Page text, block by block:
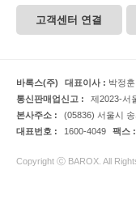
고객센터 연결
바록스(주) 대표이사 : 박정훈
통신판매업신고 :
제2023-서
본사주소 :
(05836) 서울시
대표번호 :
1600-4049 팩스 :
Copyright ⓒ BAROX. All